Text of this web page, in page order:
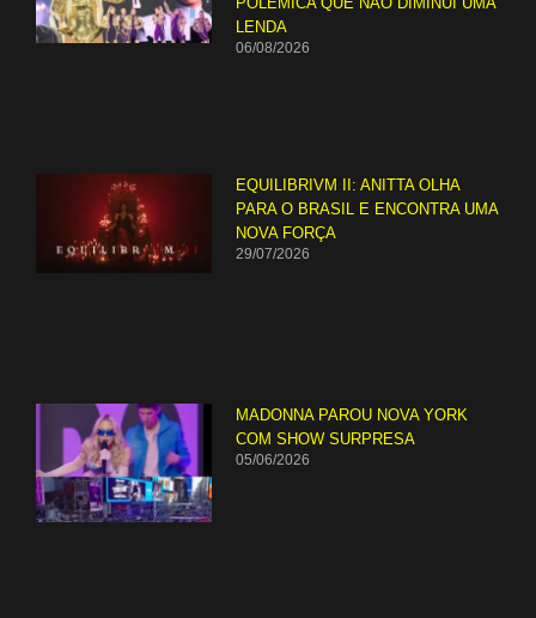
LENDA
06/08/2026
EQUILIBRIVM II: ANITTA OLHA
PARA O BRASIL E ENCONTRA UMA
NOVA FORÇA
29/07/2026
MADONNA PAROU NOVA YORK
COM SHOW SURPRESA
05/06/2026